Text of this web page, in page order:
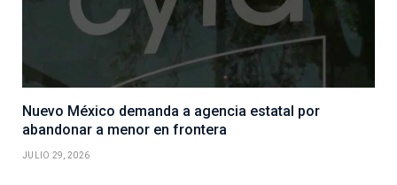
Nuevo México demanda a agencia estatal por
abandonar a menor en frontera
JULIO 29, 2026